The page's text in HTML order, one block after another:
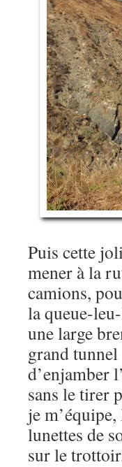
Puis cette
mener à la
camions,
la queue-
une large
grand
d’enjamber
sans le tirer
je
lunettes de
sur le